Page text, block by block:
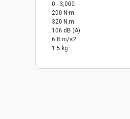
0 - 3,000
200 N·m
320 N.m
106 dB (A)
6.8 m/s2
1.5 kg